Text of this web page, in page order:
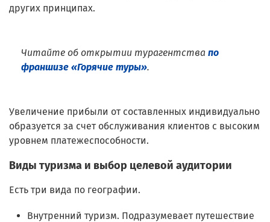
других принципах.
Читайте об открытии турагентства по
франшизе «Горячие туры».
Увеличение прибыли от составленных индивидуально
образуется за счет обслуживания клиентов с высоким
уровнем платежеспособности.
Виды туризма и выбор целевой аудитории
Есть три вида по географии.
Внутренний туризм. Подразумевает путешествие